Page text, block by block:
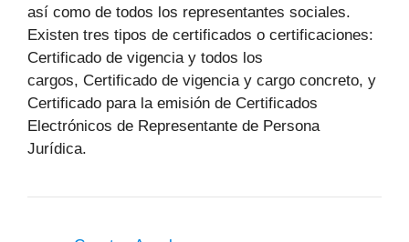
así como de todos los representantes sociales.
Existen tres tipos de certificados o certificaciones:
Certificado de vigencia y todos los
cargos, Certificado de vigencia y cargo concreto, y
Certificado para la emisión de Certificados
Electrónicos de Representante de Persona
Jurídica.